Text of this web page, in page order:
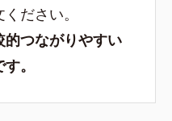
ださい。
つながりやすい
。